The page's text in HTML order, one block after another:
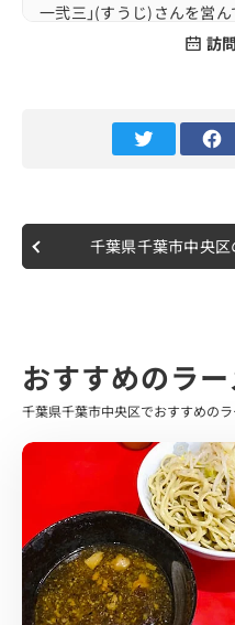
一弐三｣(すうじ)さんを営
ちらの屋号なしさんで復
そんな期待しかない“屋号
ましたが既に6.7人待ち…
ラーメン登場でガツンと
ューの背にスープを1口…
麺はやや細麺ストレートで
トッピングのチャーシュー
と豚バラというボリューム
個人的には豚肩ロースのし
オープンして間もないお
きの中では話題かつ、ラ
め 行く価値間違いなしのお
煮干し系、中華そばがお
訪
千葉県千葉市中央
おすすめのラ
千葉県千葉市中央区でおすすめのラ